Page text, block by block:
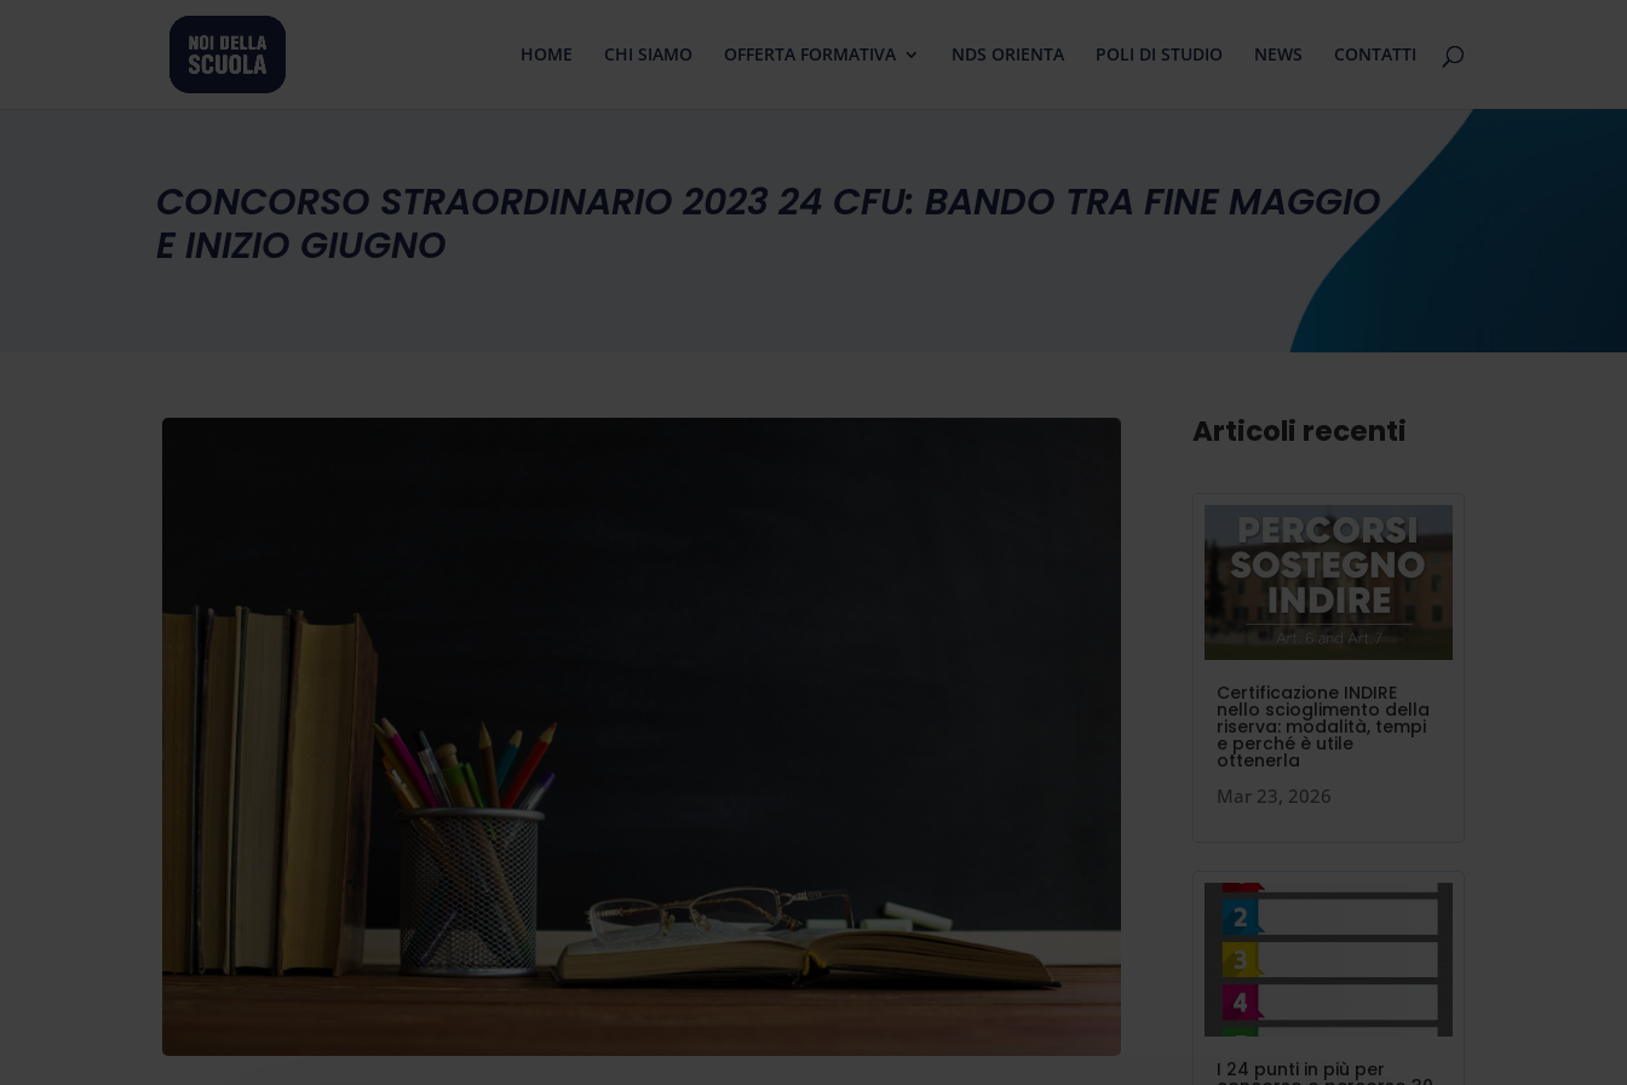
HOME CHI SIAMO OFFERTA FORMATIVA NDS ORIENTA POLI DI STUDIO NEWS CONTATTI
CONCORSO STRAORDINARIO 2023 24 CFU: BANDO TRA FINE MAGGIO
E INIZIO GIUGNO
Articoli recenti
Certificazione INDIRE
nello scioglimento della
riserva: modalità, tempi
e perché è utile
ottenerla
Mar 23, 2026
I 24 punti in più per